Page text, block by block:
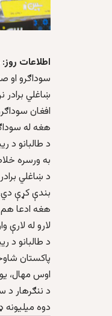
اطلاعات روز:
سوداګرو او
افغان
هغه له
د طالبانو د
به ورسره
د ښاغلي
بندې کړې
هغه ادعا هم
لارو له لارې
د طالبانو د
پاکستان
اوس مهال،
د ننګرهار د
دوه میلیونه